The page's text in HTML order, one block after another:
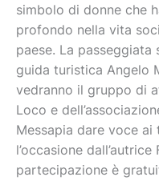
simbolo di donne che
profondo nella vita
paese. La
guida turistica Angelo
vedranno il gruppo di
Loco e
Messapia dare voce
l’occasione
partecipazione è